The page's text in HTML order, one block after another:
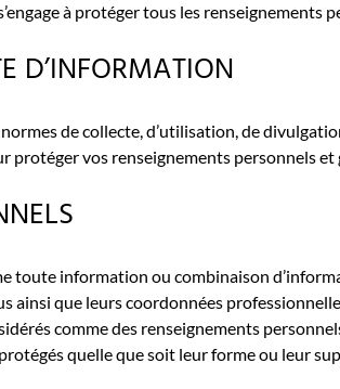
à protéger tous les renseignements
D’INFORMATION
de collecte, d’utilisation, de
protéger vos renseignements personnels
toute information ou combinaison
ainsi que leurs coordonnées
comme des renseignements
quelle que soit leur forme ou leur